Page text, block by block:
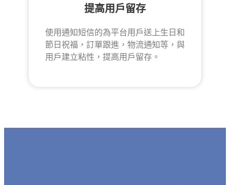
提高用戶留存
使用通知短信的為平台用戶送上生日和
節日祝福，訂單跟進，物流通知等，與
用戶建立粘性，提高用戶留存。